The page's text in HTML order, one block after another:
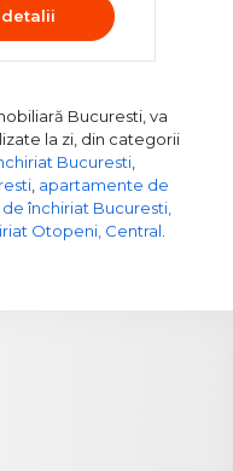
Bucuresti, va
la zi, din categorii
Bucuresti,
, apartamente de
închiriat Bucuresti,
Otopeni, Central